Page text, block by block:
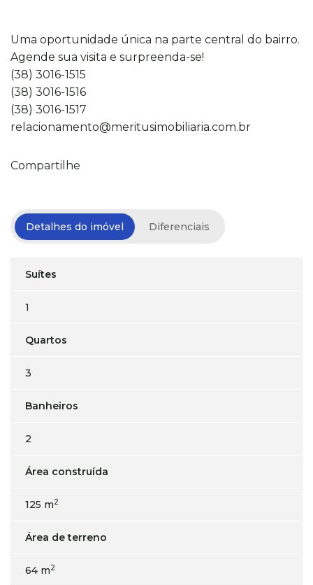
Uma oportunidade única na parte central do bairro.
Agende sua visita e surpreenda-se!
(38) 3016-1515
(38) 3016-1516
(38) 3016-1517
relacionamento@meritusimobiliaria.com.br
Compartilhe
Detalhes do imóvel Diferenciais
Suítes
1
Quartos
3
Banheiros
2
Área construída
125 m2
Área de terreno
64 m2